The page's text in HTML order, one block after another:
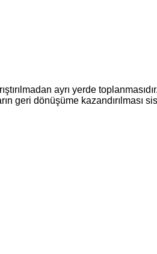
ayrı yerde
geri dönüşüme kazandırılması